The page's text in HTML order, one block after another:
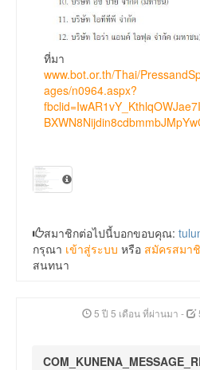
ที่มา
www.bot.or.th/Thai/
ages/n0964.aspx?
สมาชิกต่อไปนี้บอกขอบคุณ:
กรุณา เข้าสู่ระบบ หรือ สมัครสมา
สนทนา
5 ปี 5 เดือน ที่ผ่านมา -